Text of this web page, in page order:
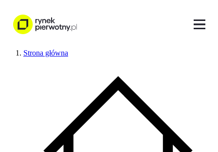
Strona główna